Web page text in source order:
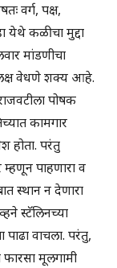
वर्ग, पक्ष,
येथे कळीचा मुद्दा
मांडणीचा
लक्ष वेधणे शक्य आहे.
पोषक
कामगार
होता. परंतु
पाहणारा व
स्थान न देणारा
स्टॅलिनच्या
पाढा वाचला. परंतु,
फारसा मूलगामी